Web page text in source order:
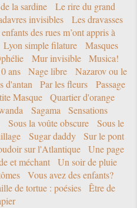
la sardine
Le rire du grand
invisibles
Les dravasses
des rues m’ont appris à
Lyon simple filature
Masques
Mur invisible
Musica!
ans
Nage libre
Nazarov ou le
d'antan Par les fleurs
Passage
Masque
Quartier d'orange
Sagama
Sensations
Sous la voûte obscure
Sous le
Sugar daddy
Sur le pont
sur l'Atlantique
Une page
et méchant
Un soir de pluie
Vous avez des enfants?
de tortue : poésies
Être de